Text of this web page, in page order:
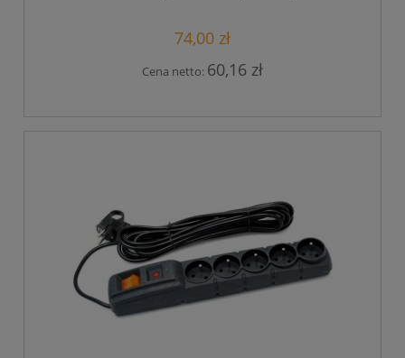
74,00 zł
Cena netto: 60,16 zł